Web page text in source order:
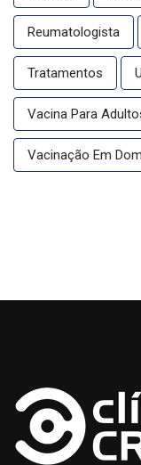
Reumatologista
Tratamentos
Vacina Para
Vacinação Em